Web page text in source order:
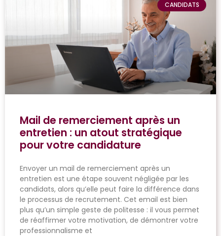
CANDIDATS
Mail de remerciement après un
entretien : un atout stratégique
pour votre candidature
Envoyer un mail de remerciement après un
entretien est une étape souvent négligée par les
candidats, alors qu’elle peut faire la différence dans
le processus de recrutement. Cet email est bien
plus qu’un simple geste de politesse : il vous permet
de réaffirmer votre motivation, de démontrer votre
professionnalisme et